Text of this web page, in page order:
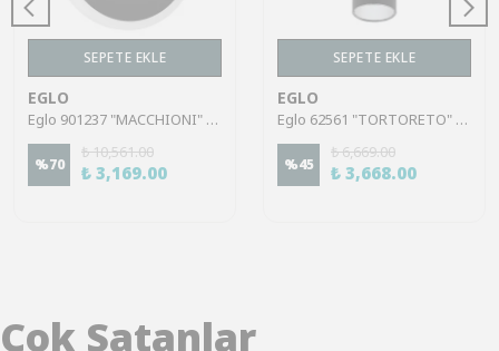
SEPETE EKLE
EGLO
Eglo 901237 "MACCHIONI" 20 Cm Çapında Çelik, Plastik Siyah, Beyaz Duvar Tavan Armatürü
%70
₺ 10,561.00
₺ 3,169.00
SEPETE EKLE
EGLO
Eglo 62561 "TORTORETO" 10 Cm Çapında Çelik Siyah Tavan Armatürü
%45
₺ 6,669.00
₺ 3,668.00
Çok Satanlar